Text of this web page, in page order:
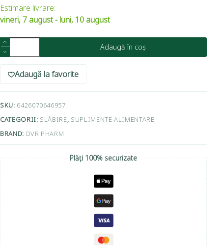
Estimare livrare:
vineri, 7 august - luni, 10 august
Adaugă în coș
Adaugă la favorite
SKU: 6426070646957
CATEGORII: SLĂBIRE, SUPLIMENTE ALIMENTARE
BRAND: DVR PHARM
Plăți 100% securizate